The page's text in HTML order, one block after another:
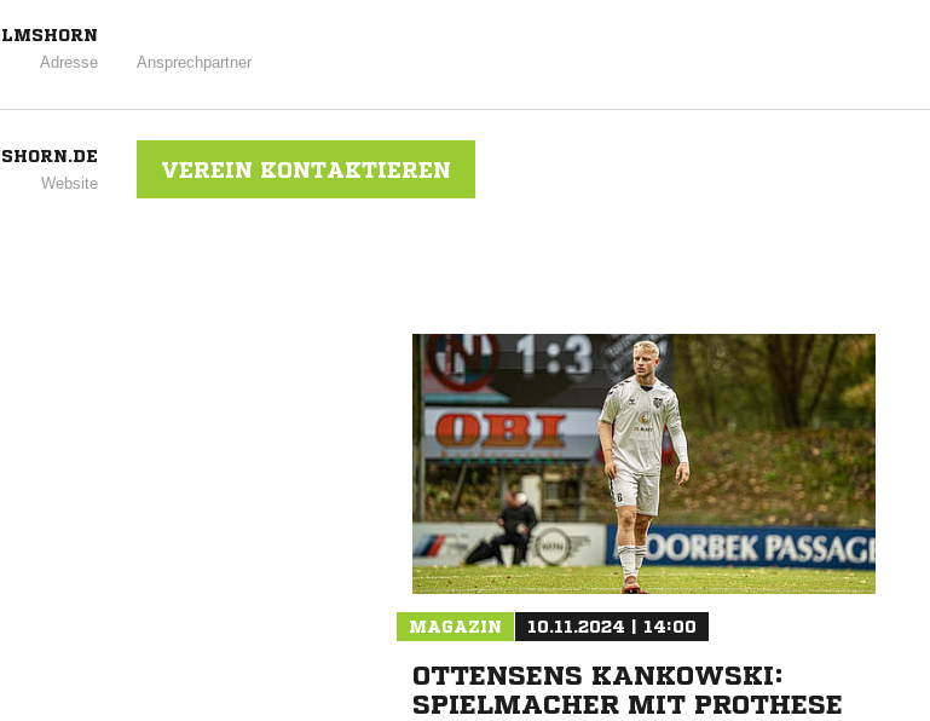
Adresse Ansprechpartner
Website
VEREIN KONTAKTIEREN
MAGAZIN 10.11.2024 | 14:00
OTTENSENS KANKOWSKI:
SPIELMACHER MIT PROTHESE